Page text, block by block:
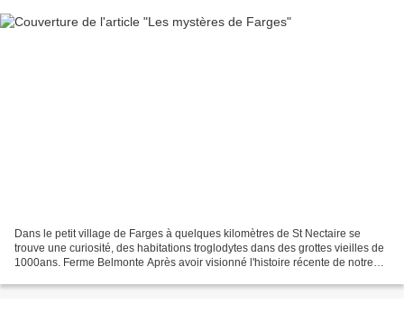
Dans le petit village de Farges à quelques kilomètres de St Nectaire se
trouve une curiosité, des habitations troglodytes dans des grottes vieilles de
1000ans. Ferme Belmonte Après avoir visionné l'histoire récente de notre